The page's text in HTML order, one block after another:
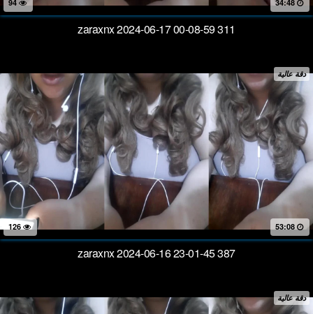
34:48
zaraxnx 2024-06-17 00-08-59 311
دقة عالية
53:08
zaraxnx 2024-06-16 23-01-45 387
دقة عالية